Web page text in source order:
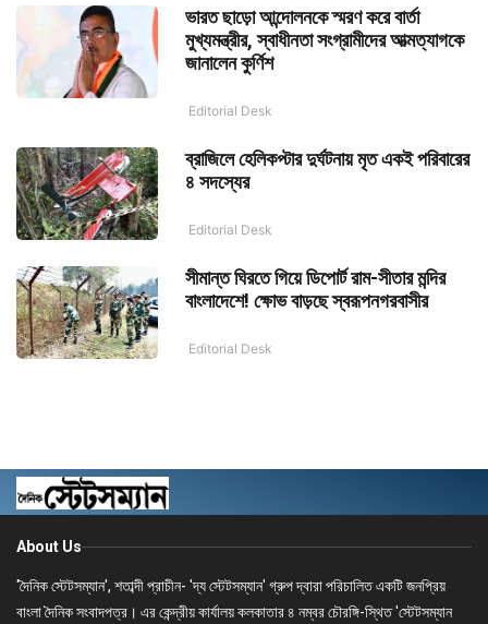
ভারত ছাড়ো আন্দোলনকে স্মরণ করে বার্তা
মুখ্যমন্ত্রীর, স্বাধীনতা সংগ্রামীদের আত্মত্যাগকে
জানালেন কুর্ণিশ
Editorial Desk
ব্রাজিলে হেলিকপ্টার দুর্ঘটনায় মৃত একই পরিবারের
৪ সদস্যের
Editorial Desk
সীমান্ত ঘিরতে গিয়ে ডিপোর্ট রাম-সীতার মন্দির
বাংলাদেশে! ক্ষোভ বাড়ছে স্বরূপনগরবাসীর
Editorial Desk
About Us
'দৈনিক স্টেটসম্যান', শতাব্দী প্রাচীন- 'দ্য স্টেটসম্যান' গ্রুপ দ্বারা পরিচালিত একটি জনপ্রিয়
বাংলা দৈনিক সংবাদপত্র। এর কেন্দ্রীয় কার্যালয় কলকাতার ৪ নম্বর চৌরঙ্গি-স্থিত 'স্টেটসম্যান